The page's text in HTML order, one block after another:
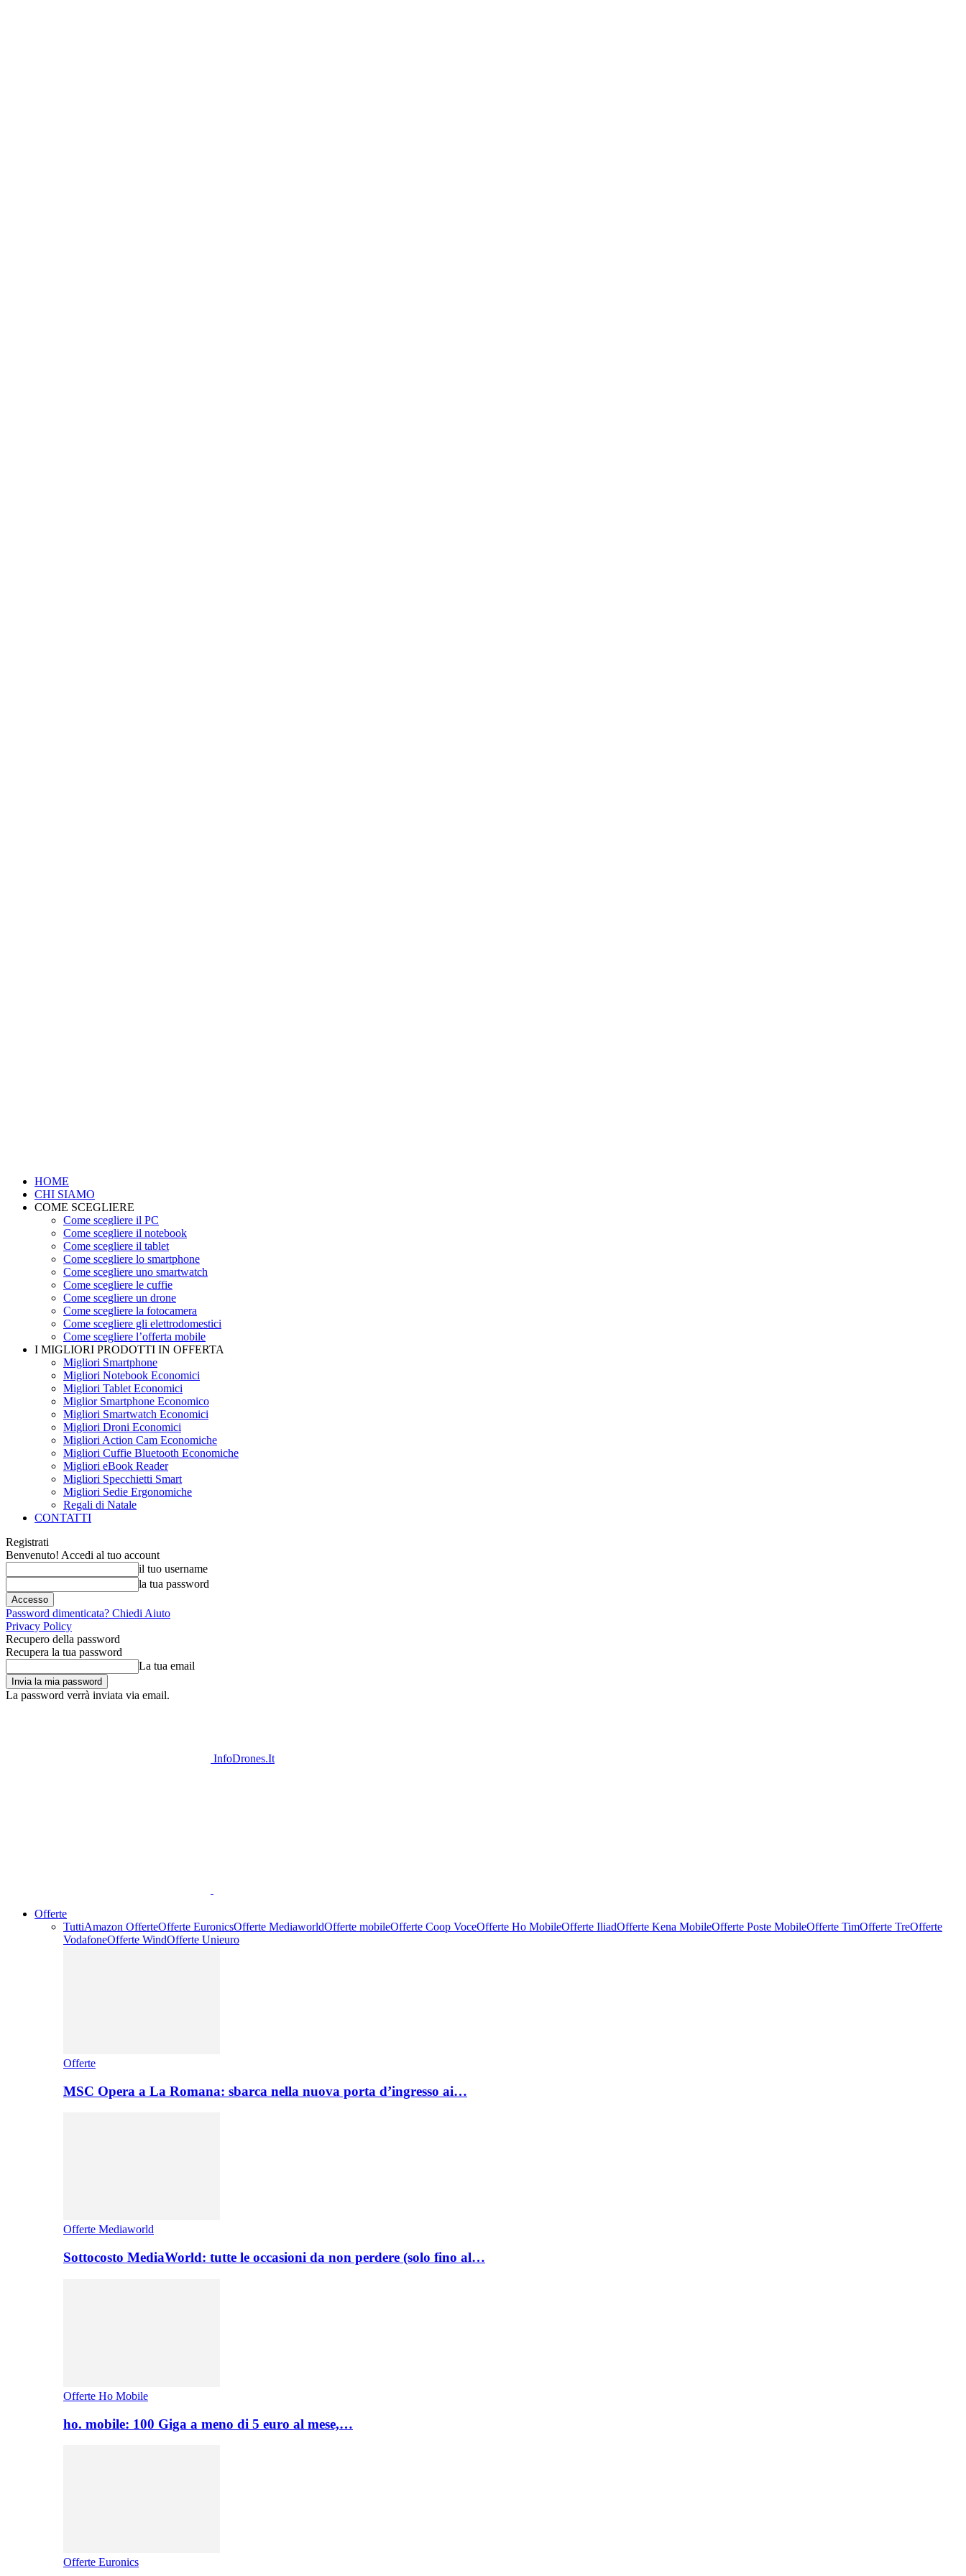
HOME
CHI SIAMO
COME SCEGLIERE
Come scegliere il PC
Come scegliere il notebook
Come scegliere il tablet
Come scegliere lo smartphone
Come scegliere uno smartwatch
Come scegliere le cuffie
Come scegliere un drone
Come scegliere la fotocamera
Come scegliere gli elettrodomestici
Come scegliere l’offerta mobile
I MIGLIORI PRODOTTI IN OFFERTA
Migliori Smartphone
Migliori Notebook Economici
Migliori Tablet Economici
Miglior Smartphone Economico
Migliori Smartwatch Economici
Migliori Droni Economici
Migliori Action Cam Economiche
Migliori Cuffie Bluetooth Economiche
Migliori eBook Reader
Migliori Specchietti Smart
Migliori Sedie Ergonomiche
Regali di Natale
CONTATTI
Registrati
Benvenuto! Accedi al tuo account
il tuo username
la tua password
Password dimenticata? Chiedi Aiuto
Privacy Policy
Recupero della password
Recupera la tua password
La tua email
La password verrà inviata via email.
InfoDrones.It
Offerte
TuttiAmazon OfferteOfferte EuronicsOfferte MediaworldOfferte mobileOfferte Coop VoceOfferte Ho MobileOfferte IliadOfferte Kena MobileOfferte Poste MobileOfferte TimOfferte TreOfferte
VodafoneOfferte WindOfferte Unieuro
Offerte
MSC Opera a La Romana: sbarca nella nuova porta d’ingresso ai…
Offerte Mediaworld
Sottocosto MediaWorld: tutte le occasioni da non perdere (solo fino al…
Offerte Ho Mobile
ho. mobile: 100 Giga a meno di 5 euro al mese,…
Offerte Euronics